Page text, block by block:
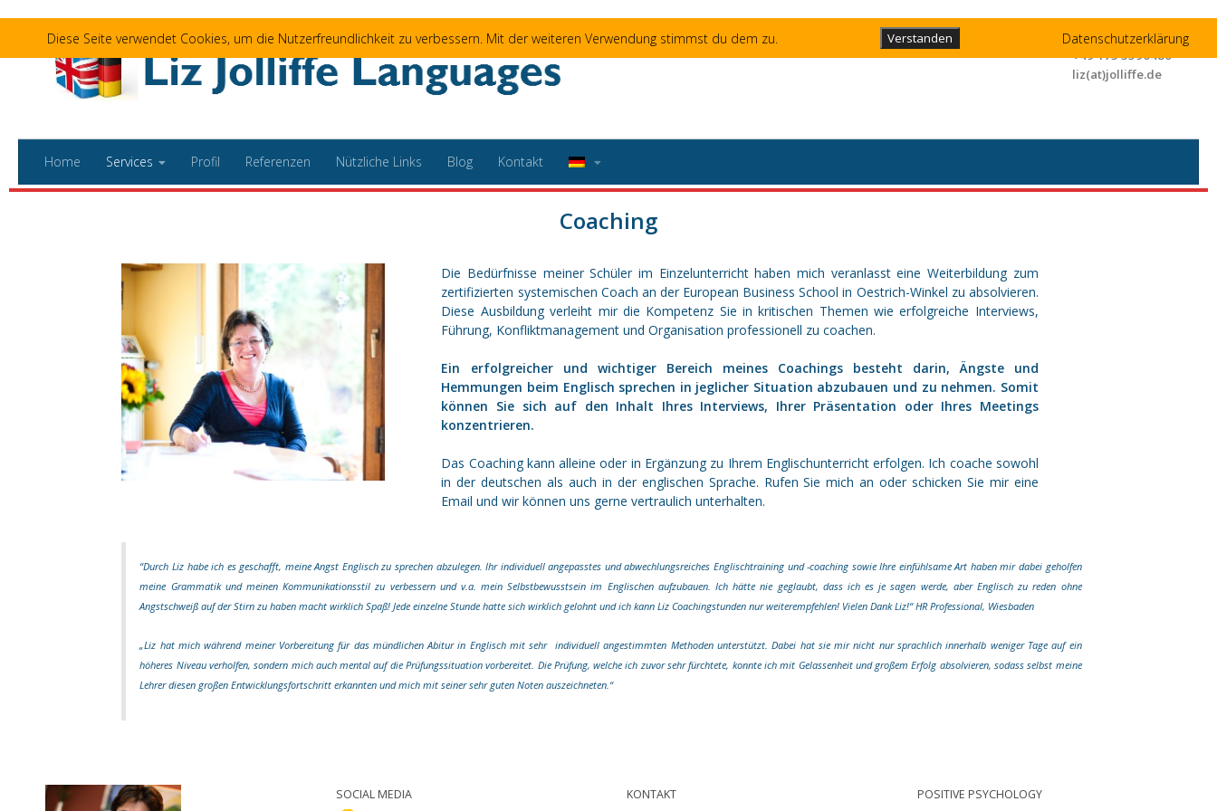
Liz Jolliffe
+49 173 3596480
liz(at)jolliffe.de
Home Services Profil Referenzen Nützliche Links Blog Kontakt
Coaching
Die Bedürfnisse meiner Schüler im Einzelunterricht haben mich veranlasst eine Weiterbildung zum
zertifizierten systemischen Coach an der European Business School in Oestrich-Winkel zu absolvieren.
Diese Ausbildung verleiht mir die Kompetenz Sie in kritischen Themen wie erfolgreiche Interviews,
Führung, Konfliktmanagement und Organisation professionell zu coachen.
Ein erfolgreicher und wichtiger Bereich meines Coachings besteht darin, Ängste und
Hemmungen beim Englisch sprechen in jeglicher Situation abzubauen und zu nehmen. Somit
können Sie sich auf den Inhalt Ihres Interviews, Ihrer Präsentation oder Ihres Meetings
konzentrieren.
Das Coaching kann alleine oder in Ergänzung zu Ihrem Englischunterricht erfolgen. Ich coache sowohl
in der deutschen als auch in der englischen Sprache. Rufen Sie mich an oder schicken Sie mir eine
Email und wir können uns gerne vertraulich unterhalten.
“Durch Liz habe ich es geschafft, meine Angst Englisch zu sprechen abzulegen. Ihr individuell angepasstes und abwechlungsreiches Englischtraining und -coaching sowie Ihre einfühlsame Art haben mir dabei geholfen
meine Grammatik und meinen Kommunikationsstil zu verbessern und v.a. mein Selbstbewusstsein im Englischen aufzubauen. Ich hätte nie geglaubt, dass ich es je sagen werde, aber Englisch zu reden ohne
Angstschweiß auf der Stirn zu haben macht wirklich Spaß! Jede einzelne Stunde hatte sich wirklich gelohnt und ich kann Liz Coachingstunden nur weiterempfehlen! Vielen Dank Liz!“ HR Professional, Wiesbaden
„Liz hat mich während meiner Vorbereitung für das mündlichen Abitur in Englisch mit sehr individuell angestimmten Methoden unterstützt. Dabei hat sie mir nicht nur sprachlich innerhalb weniger Tage auf ein
höheres Niveau verholfen, sondern mich auch mental auf die Prüfungssituation vorbereitet. Die Prüfung, welche ich zuvor sehr fürchtete, konnte ich mit Gelassenheit und großem Erfolg absolvieren, sodass selbst meine
Lehrer diesen großen Entwicklungsfortschritt erkannten und mich mit seiner sehr guten Noten auszeichneten.“
SOCIAL MEDIA KONTAKT POSITIVE PSYCHOLOGY
Diese Seite verwendet Cookies, um die Nutzerfreundlichkeit zu verbessern. Mit der weiteren Verwendung stimmst du dem zu. Verstanden Datenschutzerklärung